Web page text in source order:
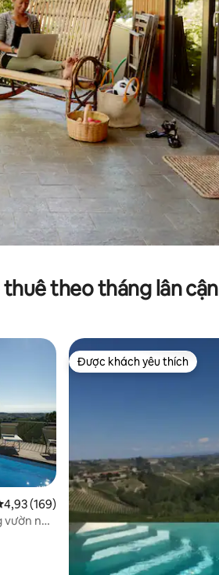
theo tháng lân cận
hạng trung bình 4,93/5, 169 đánh giá
4,93 (169)
nho
Được khách yêu thích
Được khách yêu thích